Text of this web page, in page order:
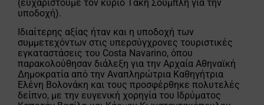
(ευχαριστούμε τον κύριο Τάκη Σούμπλη για την
υποδοχή).
Ιδιαίτερης αξίας ήταν και η υποδοχή των
συμμετεχόντων στις υπερσύγχρονες τουριστικές
εγκαταστάσεις του Costa Navarino, όπου
παρακολούθησαν διάλεξη για την Αρχαία Αθηναϊκή
Δημοκρατία από την Αναπληρώτρια Καθηγήτρια
Ελένη Βολονάκη και τους προσφέρθηκε πολυτελές
δείπνο, με την ευγενική χορηγία του Ιδρύματος